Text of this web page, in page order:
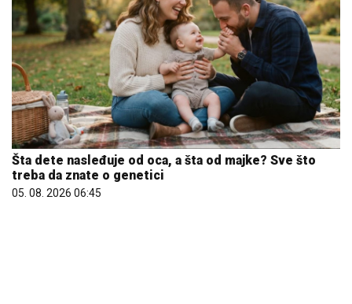
Šta dete nasleđuje od oca, a šta od majke? Sve što
treba da znate o genetici
05. 08. 2026 06:45